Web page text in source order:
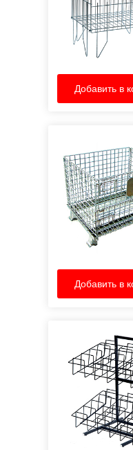
Добавить в
Добавить в